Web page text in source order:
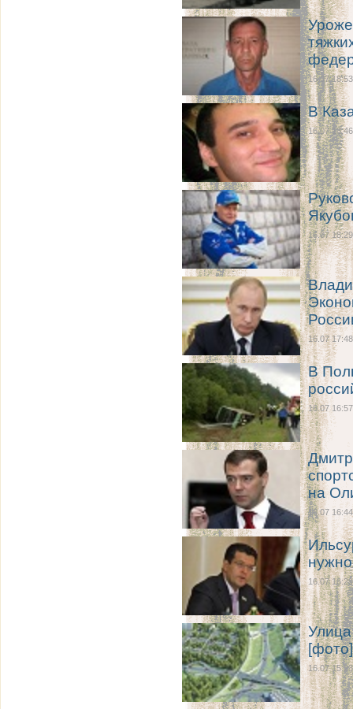
16.07 18:53
В
16.07 18:46
16.07 18:29
16.07 17:48
В
16.07 16:57
на
16.07 16:44
16.07 16:29
[фото]
16.07 15:23